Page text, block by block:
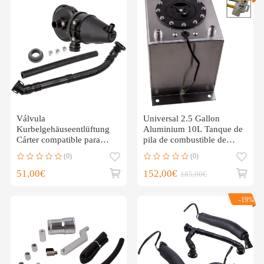
Válvula
Kurbelgehäuseentlüftung
Cárter compatible para
BMW E38 E39 M52 Motor
11151740393
(0)
51,00€
Universal 2.5 Gallon
Aluminium 10L Tanque de
pila de combustible de
(0)
152,00€ 185,00€
-19%